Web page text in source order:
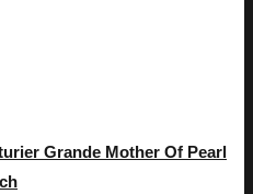
Grande Mother Of Pearl